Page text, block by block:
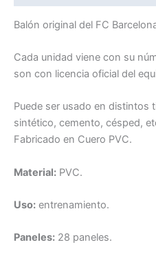
Balón original del FC
Cada unidad viene con su
son con licencia oficial del
Puede ser usado en distintos
sintético, cemento, césped,
Fabricado en Cuero PVC.
Material: PVC.
Uso: entrenamiento.
Paneles: 28 paneles.